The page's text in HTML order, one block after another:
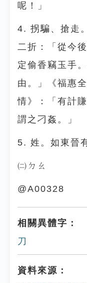
呢！」
4. 拐騙、搶走
二折：「從今
定偷香竊玉手
由。」《福惠
情》：「有計
謂之刁姦。」
5. 姓。如東晉
㈡ㄉㄠ
@A00328
相關異體字：
刀
資料來源：